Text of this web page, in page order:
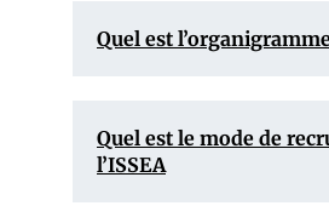
Quel est
Quel est le mode de
l’ISSEA